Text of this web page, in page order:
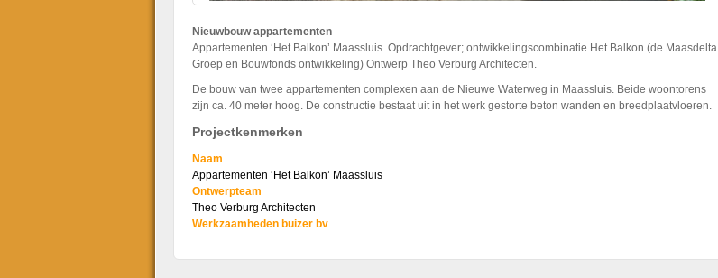
Nieuwbouw appartementen
Appartementen ‘Het Balkon’ Maassluis. Opdrachtgever; ontwikkelingscombinatie Het Balkon (de Maasdelta
Groep en Bouwfonds ontwikkeling) Ontwerp Theo Verburg Architecten.
De bouw van twee appartementen complexen aan de Nieuwe Waterweg in Maassluis. Beide woontorens
zijn ca. 40 meter hoog. De constructie bestaat uit in het werk gestorte beton wanden en breedplaatvloeren.
Projectkenmerken
Naam
Appartementen ‘Het Balkon’ Maassluis
Ontwerpteam
Theo Verburg Architecten
Werkzaamheden buizer bv